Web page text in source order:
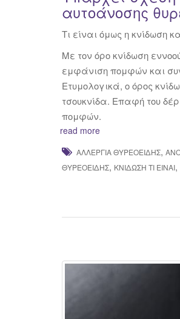
αυτοάνοσης
Τι είναι όμως η κνίδωση
Με τον όρο κνίδωση
εμφάνιση πομφών και
Ετυμολογικά, ο όρος
τσουκνίδα. Επαφή του
πομφών.
read more
ΑΛΛΕΡΓΊΑ ΘΥΡΕΟΕΙΔΉΣ,
ΘΥΡΕΟΕΙΔΉΣ, ΚΝΊΔΩΣΗ ΤΙ ΕΊΝΑΙ,